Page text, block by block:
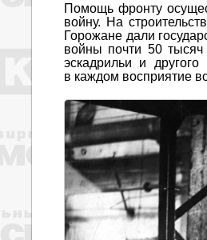
Помощь фронту
войну. На
Горожане дали
войны почти 50
эскадрильи и
в каждом восприятие